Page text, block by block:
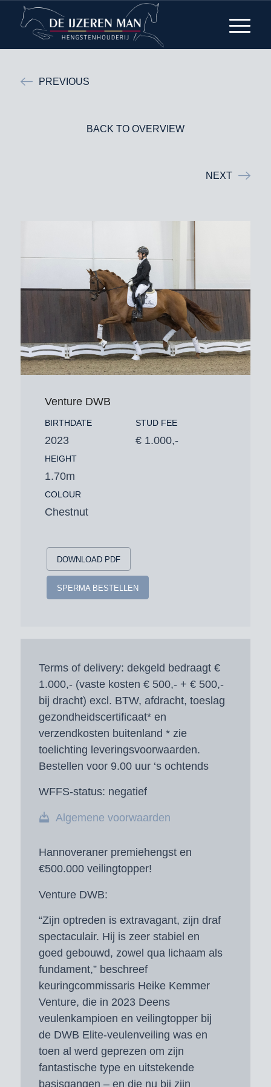
PREVIOUS
BACK TO OVERVIEW
NEXT
Venture DWB
BIRTHDATE
2023
HEIGHT
1.70m
COLOUR
Chestnut
STUD FEE
€ 1.000,-
DOWNLOAD PDF
SPERMA BESTELLEN
Terms of delivery: dekgeld bedraagt €
1.000,- (vaste kosten € 500,- + € 500,-
bij dracht) excl. BTW, afdracht, toeslag
gezondheidscertificaat* en
verzendkosten buitenland * zie
toelichting leveringsvoorwaarden.
Bestellen voor 9.00 uur ‘s ochtends
WFFS-status: negatief
Algemene voorwaarden
Hannoveraner premiehengst en
€500.000 veilingtopper!
Venture DWB:
“Zijn optreden is extravagant, zijn draf
spectaculair. Hij is zeer stabiel en
goed gebouwd, zowel qua lichaam als
fundament,” beschreef
keuringcommissaris Heike Kemmer
Venture, die in 2023 Deens
veulenkampioen en veilingtopper bij
de DWB Elite-veulenveiling was en
toen al werd geprezen om zijn
fantastische type en uitstekende
basisgangen – en die nu bij zijn